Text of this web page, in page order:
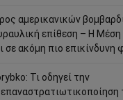
αμερικανικών
επίθεση – Η Μέση
σε ακόμη πιο επικίνδυνη
Τι οδηγεί την